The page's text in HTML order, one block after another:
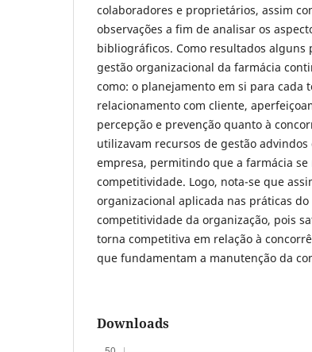
colaboradores e proprietários, assim
observações a fim de analisar os
bibliográficos. Como resultados alguns
gestão organizacional da farmácia
como: o planejamento em si para cada
relacionamento com cliente,
percepção e prevenção quanto à
utilizavam recursos de gestão
empresa, permitindo que a farmácia
competitividade. Logo, nota-se que
organizacional aplicada nas práticas
competitividade da organização, pois
torna competitiva em relação à
que fundamentam a manutenção da
Downloads